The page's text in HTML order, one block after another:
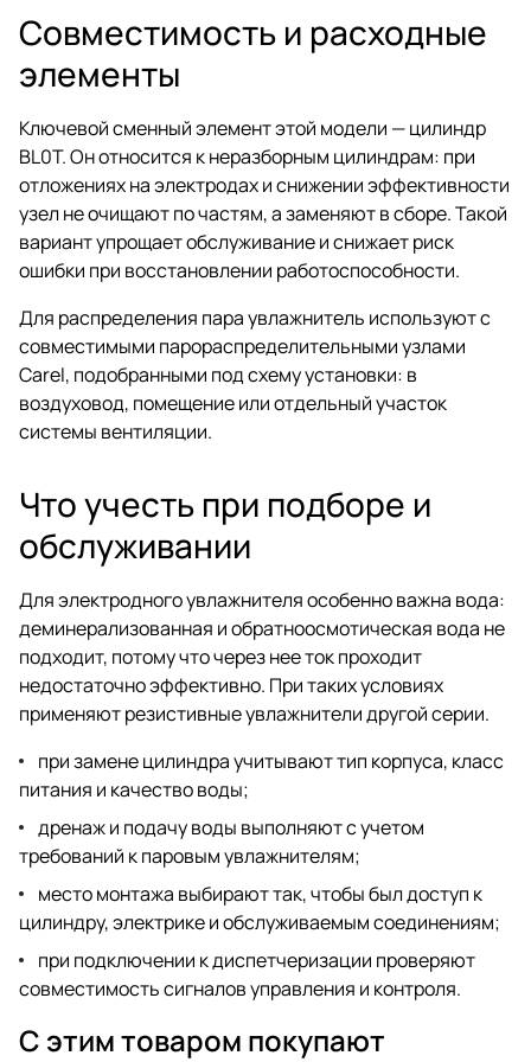
Совместимость и расходные
элементы
Ключевой сменный элемент этой модели — цилиндр
BL0T. Он относится к неразборным цилиндрам: при
отложениях на электродах и снижении эффективности
узел не очищают по частям, а заменяют в сборе. Такой
вариант упрощает обслуживание и снижает риск
ошибки при восстановлении работоспособности.
Для распределения пара увлажнитель используют с
совместимыми парораспределительными узлами
Carel, подобранными под схему установки: в
воздуховод, помещение или отдельный участок
системы вентиляции.
Что учесть при подборе и
обслуживании
Для электродного увлажнителя особенно важна вода:
деминерализованная и обратноосмотическая вода не
подходит, потому что через нее ток проходит
недостаточно эффективно. При таких условиях
применяют резистивные увлажнители другой серии.
при замене цилиндра учитывают тип корпуса, класс
питания и качество воды;
дренаж и подачу воды выполняют с учетом
требований к паровым увлажнителям;
место монтажа выбирают так, чтобы был доступ к
цилиндру, электрике и обслуживаемым соединениям;
при подключении к диспетчеризации проверяют
совместимость сигналов управления и контроля.
С этим товаром покупают